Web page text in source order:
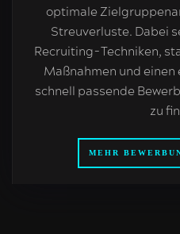
optimale
Streuverluste. Dabei
Recruiting-Techniken,
Maßnahmen und einen
schnell passende
zu
MEHR